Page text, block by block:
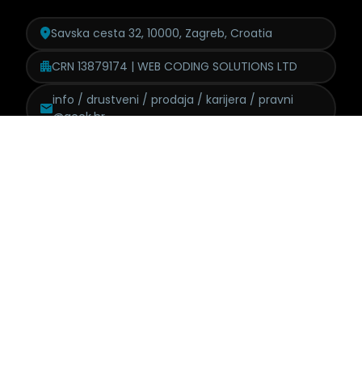
Savska cesta 32, 10000, Zagreb, Croatia
CRN 13879174 | WEB CODING SOLUTIONS LTD
info / drustveni / prodaja / karijera / pravni
@geek.hr